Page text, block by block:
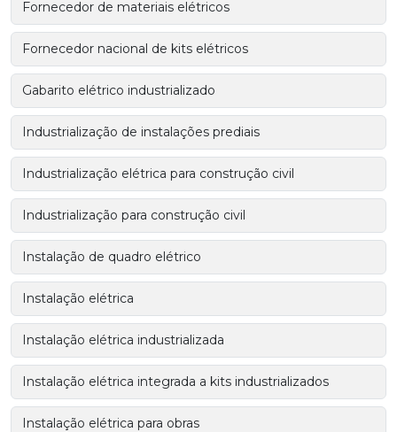
Fornecedor de materiais elétricos
Fornecedor nacional de kits elétricos
Gabarito elétrico industrializado
Industrialização de instalações prediais
Industrialização elétrica para construção civil
Industrialização para construção civil
Instalação de quadro elétrico
Instalação elétrica
Instalação elétrica industrializada
Instalação elétrica integrada a kits industrializados
Instalação elétrica para obras